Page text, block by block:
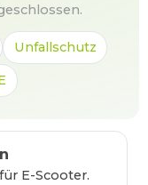
Unfallschutz
E-Scooter.